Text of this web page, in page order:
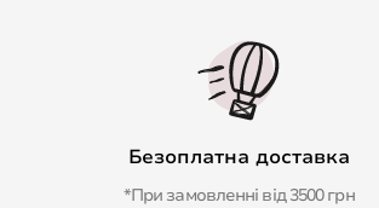
Безоплатна доставка
*При замовленні від 3500 грн